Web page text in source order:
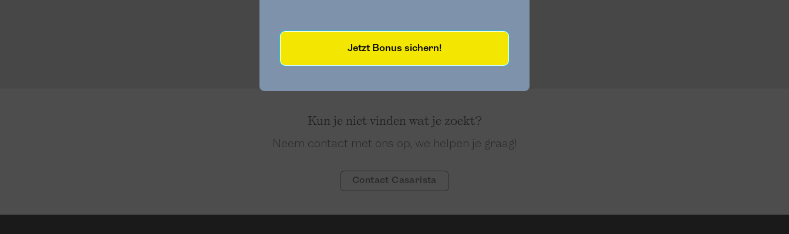
Kun je niet vinden wat je zoekt?
Neem contact met ons op, we helpen je graag!
Contact Casarista
Jetzt Bonus sichern!